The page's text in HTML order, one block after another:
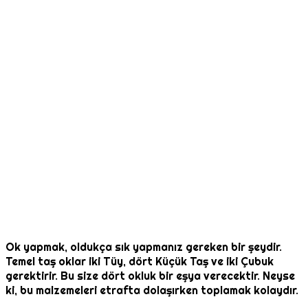
Ok yapmak, oldukça sık yapmanız gereken bir şeydir.
Temel taş oklar iki Tüy, dört Küçük Taş ve iki Çubuk
gerektirir. Bu size dört okluk bir eşya verecektir. Neyse
ki, bu malzemeleri etrafta dolaşırken toplamak kolaydır.